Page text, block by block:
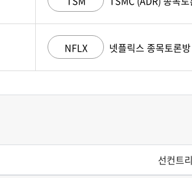
NFLX 넷플릭스 종목토론방
선컨트